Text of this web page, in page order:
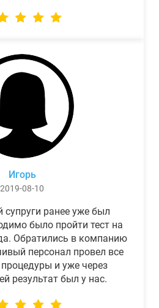
Игорь
2019-08-10
супруги ранее уже был
было пройти тест на
Обратились в компанию
персонал провел все
и уже через
результат был у нас.